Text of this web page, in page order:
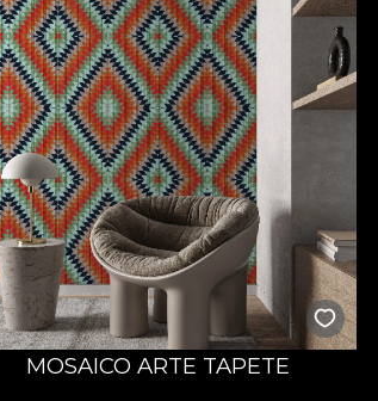
MOSAICO ARTE TAPETE